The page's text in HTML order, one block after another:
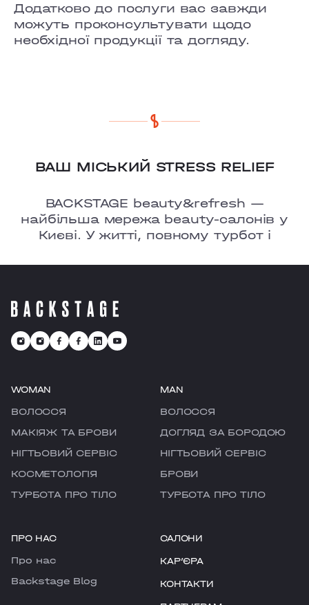
Додатково до послуги вас завжди
можуть проконсультувати щодо
необхідної продукції та догляду.
ВАШ МІСЬКИЙ STRESS RELIEF
BACKSTAGE beauty&refresh —
найбільша мережа beauty-салонів у
Києві. У житті, повному турбот і
де є можливість перезавантажитися
WOMAN
ВОЛОССЯ
МАКІЯЖ ТА БРОВИ
НІГТЬОВИЙ СЕРВІС
КОСМЕТОЛОГІЯ
ТУРБОТА ПРО ТІЛО
MAN
ВОЛОССЯ
ДОГЛЯД ЗА БОРОДОЮ
НІГТЬОВИЙ СЕРВІС
БРОВИ
ТУРБОТА ПРО ТІЛО
ПРО НАС
Про нас
Backstage Blog
САЛОНИ
КАРʼЄРА
КОНТАКТИ